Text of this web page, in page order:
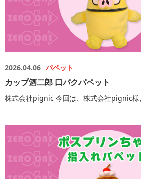
2026.04.06 パペット
カップ酒二郎 口パクパペット
株式会社pignic 今回は、株式会社pignic様